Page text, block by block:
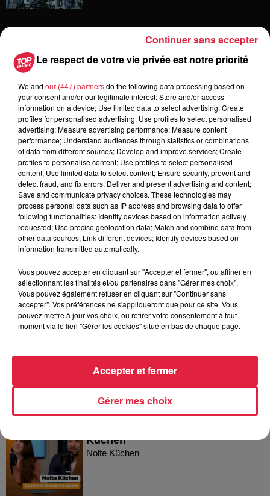
Dans la même série
Reproland
Reproland
Plakar
Plakar
Biocoop
Alsace Camper
Küchen
Nolte Küchen
Le respect de votre vie privée est notre priorité
We and our (447) partnersdo the following data processing based on
your consent and/or our legitimate interest: Store and/or access
information on a device; Use limited data to select advertising; Create
profiles for personalised advertising; Use profiles to select personalised
advertising; Measure advertising performance; Measure content
performance; Understand audiences through statistics or combinations
of data from different sources; Develop and improve services; Create
profiles to personalise content; Use profiles to select personalised
content; Use limited data to select content; Ensure security, prevent and
detect fraud, and fix errors; Deliver and present advertising and content;
Save and communicate privacy choices. These technologies may
process personal data such as IP address and browsing data to offer
following functionalities: Identify devices based on information actively
requested; Use precise geolocation data; Match and combine data from
other data sources; Link different devices; Identify devices based on
information transmitted automatically.
Vous pouvez accepter en cliquant sur "Accepter et fermer", ou affiner en
sélectionnant les finalités et/ou partenaires dans "Gérer mes choix".
Vous pouvez également refuser en cliquant sur "Continuer sans
accepter". Vos préférences ne s'appliqueront que pour ce site. Vous
pouvez mettre à jour vos choix, ou retirer votre consentement à tout
moment via le lien "Gérer les cookies" situé en bas de chaque page.
Gérer mes choix
Accepter et fermer
Continuer sans accepter